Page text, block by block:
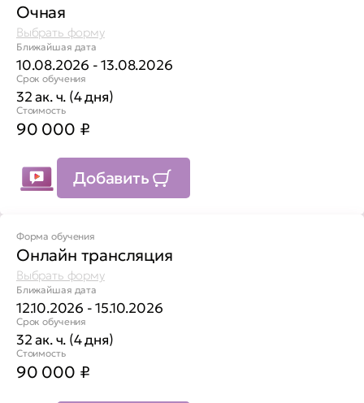
Очная
Выбрать форму
Ближайшая дата
10.08.2026 - 13.08.2026
Срок обучения
32 ак. ч. (4 дня)
Стоимость
90 000 ₽
Добавить
Форма обучения
Онлайн трансляция
Выбрать форму
Ближайшая дата
12.10.2026 - 15.10.2026
Срок обучения
32 ак. ч. (4 дня)
Стоимость
90 000 ₽